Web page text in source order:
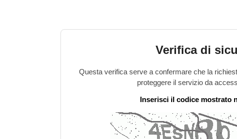
Verifica di
Questa verifica serve a confermare che la
proteggere il servizio da
Inserisci il codice mostrato